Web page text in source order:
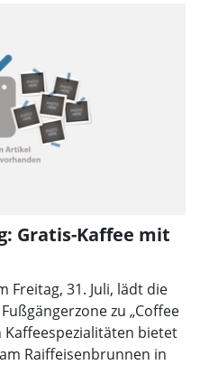
Gratis-Kaffee mit
Freitag, 31. Juli, lädt die
zu „Coffee
Kaffeespezialitäten bietet
Raiffeisenbrunnen in